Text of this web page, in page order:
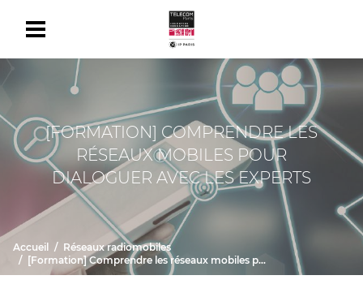
[FORMATION] COMPRENDRE LES
RÉSEAUX MOBILES POUR
DIALOGUER AVEC LES EXPERTS
Accueil
Réseaux radiomobiles
[Formation] Comprendre les réseaux mobiles pour dialoguer avec les experts